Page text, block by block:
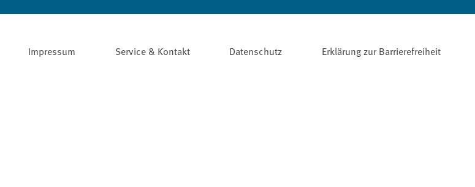
Impressum Service & Kontakt Datenschutz Erklärung zur Barrierefreiheit